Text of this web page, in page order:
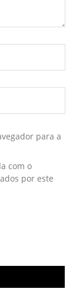
para a
com o
por este